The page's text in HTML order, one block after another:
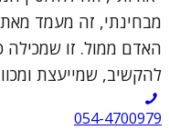
מבחינתי, זה מעמד
האדם ממול. זו
להקשיב, שמייעצת
054-4700979